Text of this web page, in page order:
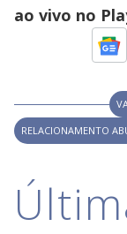
ao vivo no
RELACIONAMENTO